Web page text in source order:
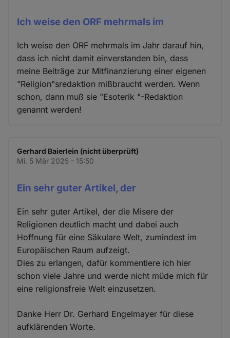
Ich weise den ORF mehrmals im
Ich weise den ORF mehrmals im Jahr darauf hin,
dass ich nicht damit einverstanden bin, dass
meine Beiträge zur Mitfinanzierung einer eigenen
"Religion"sredaktion mißbraucht werden. Wenn
schon, dann muß sie "Esoterik "-Redaktion
genannt werden!
Gerhard Baierlein (nicht überprüft)
Mi. 5 Mär 2025 - 15:50
Ein sehr guter Artikel, der
Ein sehr guter Artikel, der die Misere der
Religionen deutlich macht und dabei auch
Hoffnung für eine Säkulare Welt, zumindest im
Europäischen Raum aufzeigt.
Dies zu erlangen, dafür kommentiere ich hier
schon viele Jahre und werde nicht müde mich für
eine religionsfreie Welt einzusetzen.
Danke Herr Dr. Gerhard Engelmayer für diese
aufklärenden Worte.